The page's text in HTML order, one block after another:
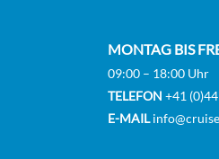
MONTAG BIS
09:00 – 18:00 Uhr
TELEFON +41
E-MAIL